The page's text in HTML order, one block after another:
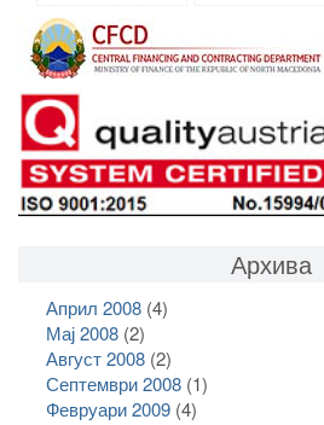
Архива
Април 2008(4)
Мај 2008(2)
Август 2008(2)
Септември 2008(1)
Февруари 2009(4)